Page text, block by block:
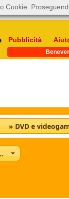
Pubblicità
» DVD e
Cookie.